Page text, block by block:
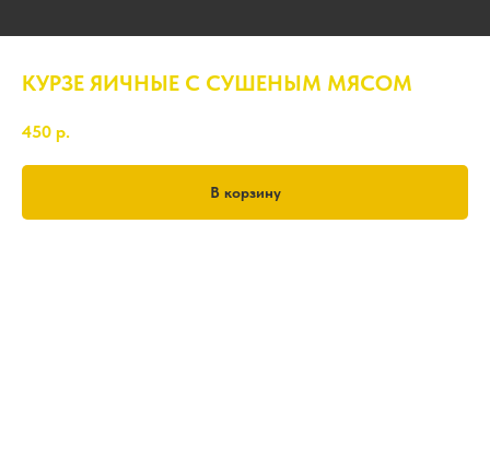
КУРЗЕ ЯИЧНЫЕ С СУШЕНЫМ МЯСОМ
450 р.
В корзину